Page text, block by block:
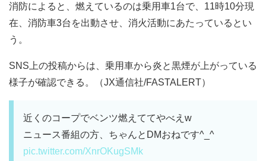
消防によると、燃えているのは乗用車1台で、11時10分現
在、消防車3台を出動させ、消火活動にあたっているとい
う。
SNS上の投稿からは、乗用車から炎と黒煙が上がっている
様子が確認できる。（JX通信社/FASTALERT）
近くのコープでベンツ燃えててやべえw
ニュース番組の方、ちゃんとDMおねです^_^
pic.twitter.com/XnrOKugSMk